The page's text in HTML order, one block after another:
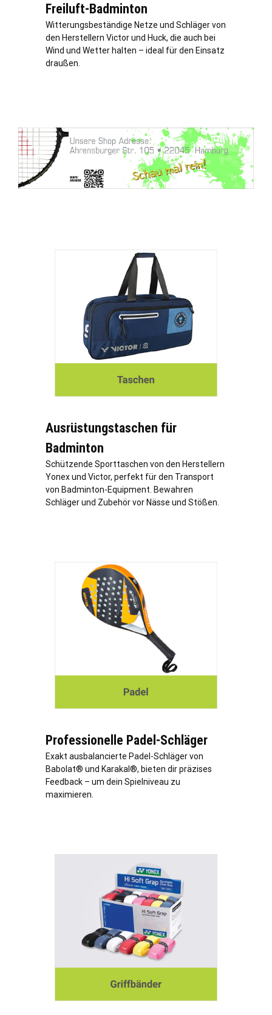
Freiluft-Badminton
Witterungsbeständige Netze und Schläger von
den Herstellern Victor und Huck, die auch bei
Wind und Wetter halten – ideal für den Einsatz
draußen.
Ausrüstungstaschen für
Badminton
Schützende Sporttaschen von den Herstellern
Yonex und Victor, perfekt für den Transport
von Badminton-Equipment. Bewahren
Schläger und Zubehör vor Nässe und Stößen.
Professionelle Padel-Schläger
Exakt ausbalancierte Padel-Schläger von
Babolat® und Karakal®, bieten dir präzises
Feedback – um dein Spielniveau zu
maximieren.